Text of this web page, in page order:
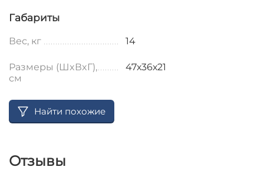
Габариты
Вес, кг 14
Размеры (ШxВxГ),
см
47х36х21
Найти похожие
Отзывы